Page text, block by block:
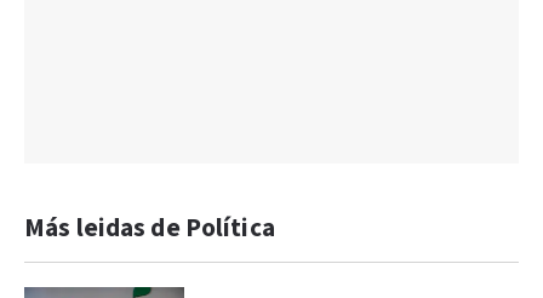
Más leidas de Política